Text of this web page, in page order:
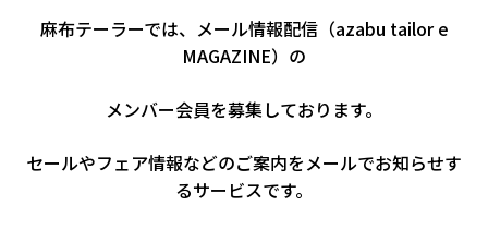
麻布テーラーでは、メール情報配信（azabu tailor e
MAGAZINE）の
メンバー会員を募集しております。
セールやフェア情報などのご案内をメールでお知らせす
るサービスです。